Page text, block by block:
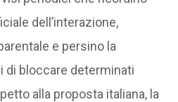
dell’interazione,
e persino la
di bloccare determinati
alla proposta italiana, la